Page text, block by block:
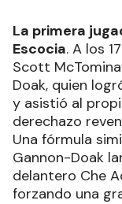
La primera
Escocia. A los
Scott
Doak, quien
y asistió al
derechazo
Una fórmula
Gannon-Doak
delantero Che
forzando una